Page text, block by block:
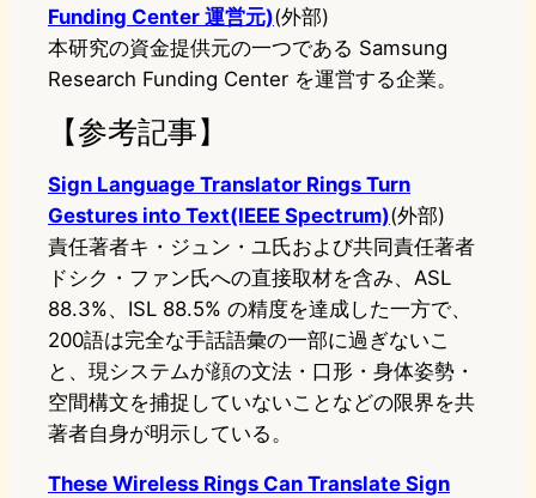
Funding Center 運営元)(外部)
本研究の資金提供元の一つである Samsung
Research Funding Center を運営する企業。
【参考記事】
Sign Language Translator Rings Turn
Gestures into Text(IEEE Spectrum)(外部)
責任著者キ・ジュン・ユ氏および共同責任著者
ドシク・ファン氏への直接取材を含み、ASL
88.3%、ISL 88.5% の精度を達成した一方で、
200語は完全な手話語彙の一部に過ぎないこ
と、現システムが顔の文法・口形・身体姿勢・
空間構文を捕捉していないことなどの限界を共
著者自身が明示している。
These Wireless Rings Can Translate Sign